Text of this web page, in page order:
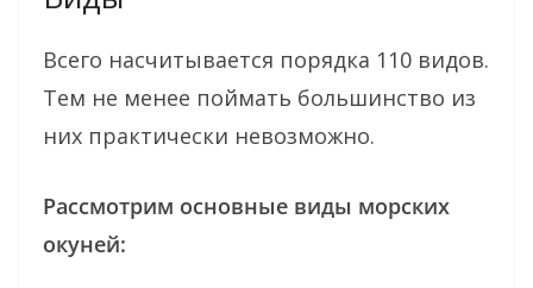
Всего насчитывается порядка 110 видов.
Тем не менее поймать большинство из
них практически невозможно.
Рассмотрим основные виды морских
окуней: